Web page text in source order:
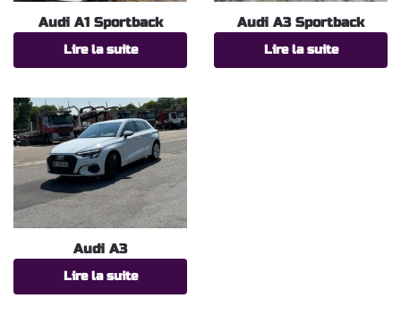
Audi A1 Sportback
Lire la suite
Audi A3 Sportback
Lire la suite
Audi A3
Lire la suite